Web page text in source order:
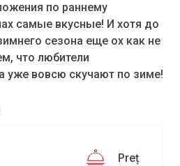
по раннему
самые вкусные! И хотя до
сезона еще ох как не
что любители
уже вовсю скучают по зиме!
Preț